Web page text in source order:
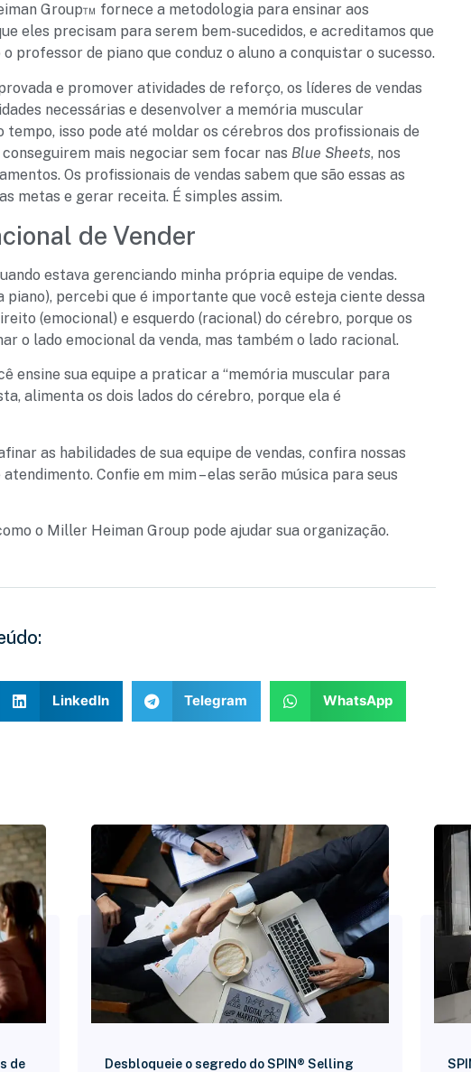
Group™ fornece a metodologia para ensinar aos
eles precisam para serem bem-sucedidos, e acreditamos que
professor de piano que conduz o aluno a conquistar o sucesso.
e promover atividades de reforço, os líderes de vendas
necessárias e desenvolver a memória muscular
tempo, isso pode até moldar os cérebros dos profissionais de
mais negociar sem focar nas Blue Sheets, nos
Os profissionais de vendas sabem que são essas as
metas e gerar receita. É simples assim.
de Vender
estava gerenciando minha própria equipe de vendas.
piano), percebi que é importante que você esteja ciente dessa
(emocional) e esquerdo (racional) do cérebro, porque os
o lado emocional da venda, mas também o lado racional.
ensine sua equipe a praticar a “memória muscular para
alimenta os dois lados do cérebro, porque ela é
as habilidades de sua equipe de vendas, confira nossas
Confie em mim – elas serão música para seus
o Miller Heiman Group pode ajudar sua organização.
LinkedIn Telegram WhatsApp
de
Desbloqueie o segredo do SPIN® Selling